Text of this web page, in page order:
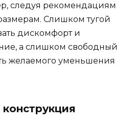
следуя рекомендациям
Слишком тугой
дискомфорт и
а слишком свободный
желаемого уменьшения